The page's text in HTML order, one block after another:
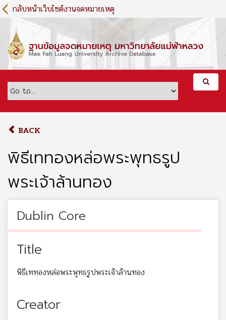
S
k
m
c
กลับหน้าเว็บไซต์งานจดหมายเหตุ
BACK
พิธีเททองหล่อพระพุทธรูป
พระเจ้าล้านทอง
Dublin Core
Title
พิธีเททองหล่อพระพุทธรูปพระเจ้าล้านทอง
Creator